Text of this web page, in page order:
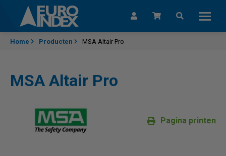
Skip to content
Home Producten MSA Altair Pro
MSA Altair Pro
Pagina printen